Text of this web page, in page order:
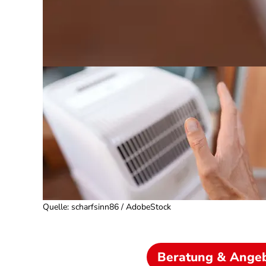
Quelle: scharfsinn86 / AdobeStock
Beratung &